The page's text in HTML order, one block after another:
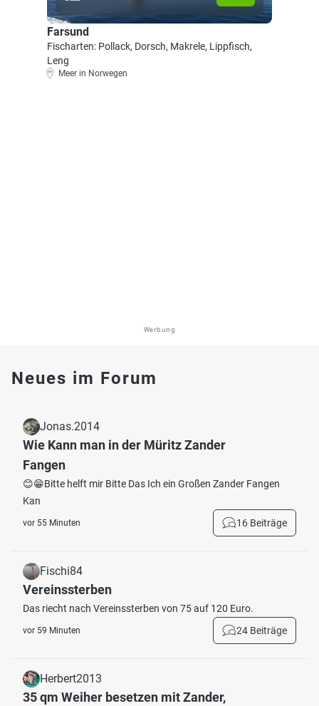
Farsund
Fischarten: Pollack, Dorsch, Makrele, Lippfisch,
Leng
Meer in Norwegen
Werbung
Neues im Forum
Jonas.2014
Wie Kann man in der Müritz Zander
Fangen
😊😁Bitte helft mir Bitte Das Ich ein Großen Zander Fangen
Kan
vor 55 Minuten 16 Beiträge
Fischi84
Vereinssterben
Das riecht nach Vereinssterben von 75 auf 120 Euro.
vor 59 Minuten 24 Beiträge
Herbert2013
35 qm Weiher besetzen mit Zander,